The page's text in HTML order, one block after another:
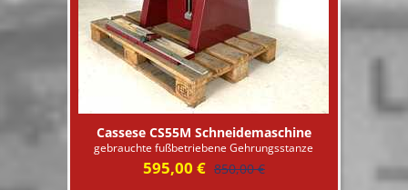
Cassese CS55M Schneidemaschine
gebrauchte fußbetriebene Gehrungsstanze
595,00 € 850,00 €